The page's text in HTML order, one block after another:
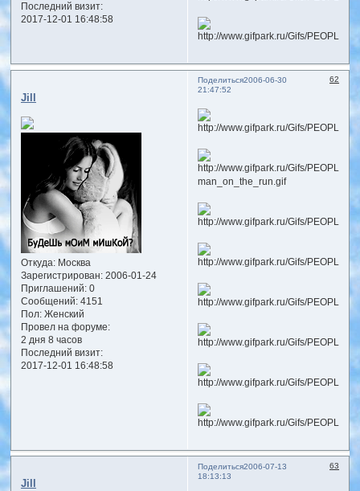
Последний визит:
2017-12-01 16:48:58
Поделиться 62
2006-06-30
21:47:52
Jill
Откуда:Москва
Зарегистрирован: 2006-01-24
Приглашений:0
Сообщений:4151
Пол:Женский
Провел на форуме:
2 дня 8 часов
Последний визит:
2017-12-01 16:48:58
Поделиться 63
2006-07-13
18:13:13
Jill